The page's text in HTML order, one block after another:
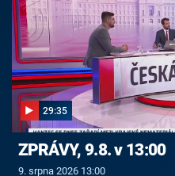
29:35
ZPRÁVY, 9.8. v 13:00
9. srpna 2026 13:00